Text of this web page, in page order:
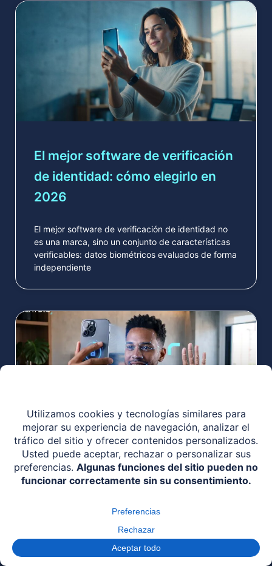
El mejor software de verificación
de identidad: cómo elegirlo en
2026
El mejor software de verificación de identidad no
es una marca, sino un conjunto de características
verificables: datos biométricos evaluados de forma
independiente
Autenticación biométrica: qué
es, métodos y cómo funciona
de un usuario que vuelve a iniciar sesión mediante
un rasgo biológico único (rostro, huella dactilar o
palma de la mano), en lugar de una contraseña.